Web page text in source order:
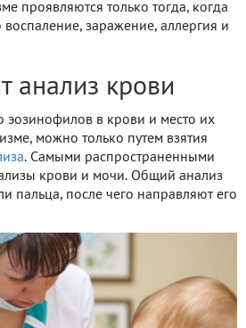
проявляются только тогда, когда
воспаление, заражение, аллергия и
анализ крови
эозинофилов в крови и место их
можно только путем взятия
. Самыми распространенными
крови и мочи. Общий анализ
пальца, после чего направляют его